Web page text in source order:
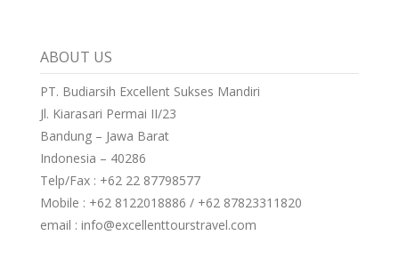
ABOUT US
PT. Budiarsih Excellent Sukses Mandiri
Jl. Kiarasari Permai II/23
Bandung – Jawa Barat
Indonesia – 40286
Telp/Fax : +62 22 87798577
Mobile : +62 8122018886 / +62 87823311820
email : info@excellenttourstravel.com